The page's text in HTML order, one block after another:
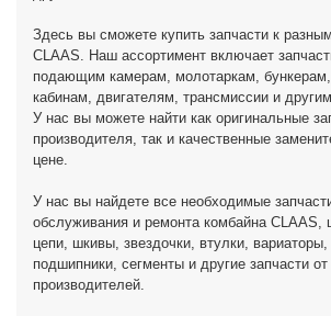
Здесь вы сможете купить запчасти к
CLAAS. Наш ассортимент включает
подающим камерам, молотаркам, бункерам,
кабинам, двигателям, трансмиссии и
У нас вы можете найти как оригинальные
производителя, так и качественные
цене.
У нас вы найдете все необходимые
обслуживания и ремонта комбайна CLAAS,
цепи, шкивы, звездочки, втулки, вариаторы,
подшипники, сегменты и другие запчасти от
производителей.